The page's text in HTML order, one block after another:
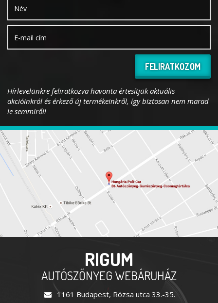
FELIRATKOZOM
Hírlevelünkre feliratkozva havonta értesítjük aktuális
akcióinkról és érkező új termékeinkről, így biztosan nem marad
le semmiről!
RIGUM
AUTÓSZŐNYEG WEBÁRUHÁZ
1161 Budapest, Rózsa utca 33.-35.